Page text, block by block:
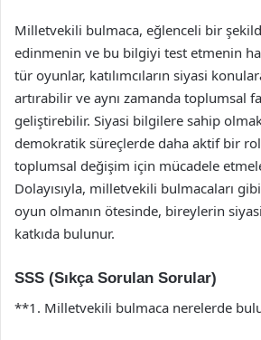
Milletvekili bulmaca, eğlenceli bir
edinmenin ve bu bilgiyi test etmenin
tür oyunlar, katılımcıların siyasi
artırabilir ve aynı zamanda toplumsal
geliştirebilir. Siyasi bilgilere sahip
demokratik süreçlerde daha aktif bir rol
toplumsal değişim için mücadele
Dolayısıyla, milletvekili bulmacaları
oyun olmanın ötesinde, bireylerin
katkıda bulunur.
SSS (Sıkça Sorulan Sorular)
**1. Milletvekili bulmaca nerelerde